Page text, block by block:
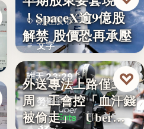
財經股市
文字
！SpaceX逾9億股
解禁 股價恐再承壓
昨天 23:29
勞資爭議
32
外送專法上路僅2
周 工會控「血汗錢
被偷走」 Uber…
♡